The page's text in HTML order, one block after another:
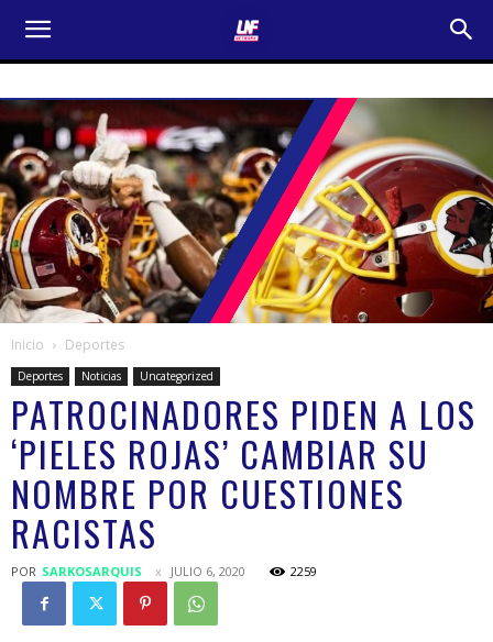
Inicio Deportes
Deportes Noticias Uncategorized
PATROCINADORES PIDEN A LOS
‘PIELES ROJAS’ CAMBIAR SU
NOMBRE POR CUESTIONES
RACISTAS
POR SARKOSARQUIS JULIO 6, 2020 2259